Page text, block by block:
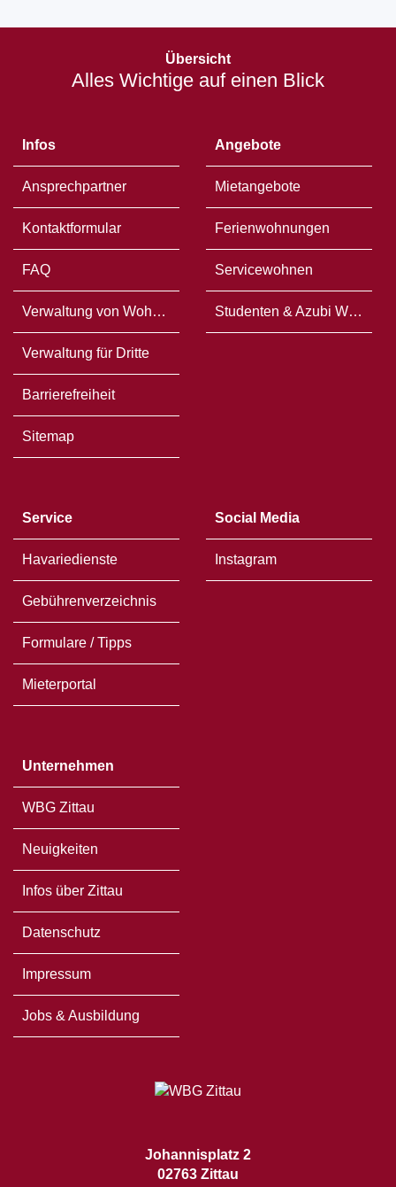
Übersicht
Alles Wichtige auf einen Blick
Infos
Ansprechpartner
Kontaktformular
FAQ
Verwaltung von Wohneigentum
Verwaltung für Dritte
Barrierefreiheit
Sitemap
Angebote
Mietangebote
Ferienwohnungen
Servicewohnen
Studenten & Azubi WG`s
Unternehmen
WBG Zittau
Neuigkeiten
Infos über Zittau
Datenschutz
Impressum
Jobs & Ausbildung
Service
Havariedienste
Gebührenverzeichnis
Formulare / Tipps
Mieterportal
Social Media
Instagram
Johannisplatz 2
02763 Zittau